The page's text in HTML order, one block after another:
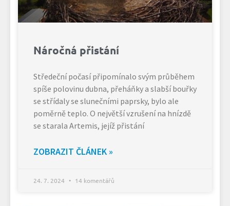
Náročná přistání
Středeční počasí připomínalo svým průběhem
spíše polovinu dubna, přeháňky a slabší bouřky
se střídaly se slunečními paprsky, bylo ale
poměrně teplo. O největší vzrušení na hnízdě
se starala Artemis, jejíž přistání
ZOBRAZIT ČLÁNEK »
24. 7. 2024 14 komentářů